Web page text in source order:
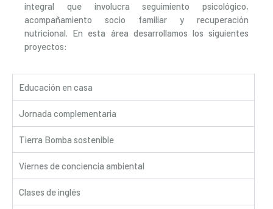
integral que involucra seguimiento psicológico,
acompañamiento socio familiar y recuperación
nutricional. En esta área desarrollamos los siguientes
proyectos:
Educación en casa
Jornada complementaria
Tierra Bomba sostenible
Viernes de conciencia ambiental
Clases de inglés